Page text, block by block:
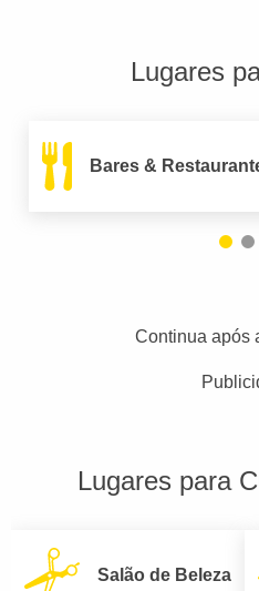
Lugares
Bares &
Continua após
Lugares para
Salão de Beleza